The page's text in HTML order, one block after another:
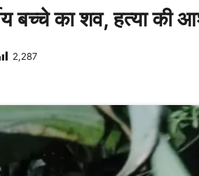
बच्चे का शव, हत्या की
2,287